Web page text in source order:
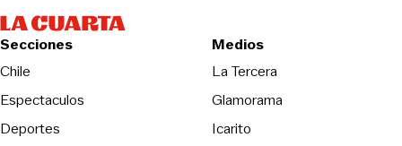
Secciones
Chile
Espectaculos
Deportes
Medios
La TerceraOpens in new
Glamorama
Icarito